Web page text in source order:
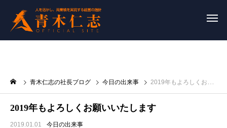
青木仁志の社長ブログ 今日の出来事 2019年もよろしくお願いいたします
2019年もよろしくお願いいたします
2019.01.01 今日の出来事